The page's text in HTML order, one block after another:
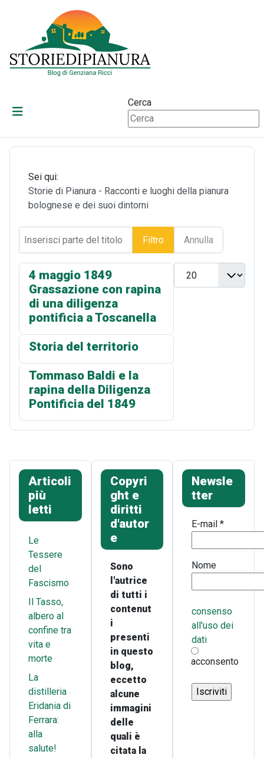
Cerca
Sei qui:
Storie di Pianura - Racconti e luoghi della pianura
bolognese e dei suoi dintorni
Filtro Annulla
Visualizza n.
4 maggio 1849
Grassazione con rapina
di una diligenza
pontificia a Toscanella
Storia del territorio
Tommaso Baldi e la
rapina della Diligenza
Pontificia del 1849
Articoli
più
letti
Le
Tessere
del
Fascismo
Il Tasso,
albero al
confine tra
vita e
morte
La
distilleria
Eridania di
Ferrara:
alla
salute!
Copyri
ght e
diritti
d'autor
e
Sono
l'autrice
di tutti i
contenut
i
presenti
in questo
blog,
eccetto
alcune
immagini
delle
quali è
citata la
Newsle
tter
E-mail*
Nome
consenso
all'uso dei
dati
acconsento